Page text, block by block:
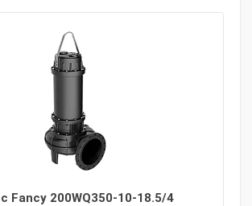
Fancy 200WQ350-10-18.5/4